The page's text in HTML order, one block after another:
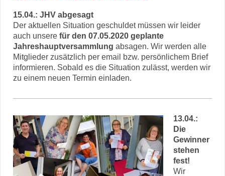
15.04.: JHV abgesagt
Der aktuellen Situation geschuldet müssen wir leider
auch unsere für den 07.05.2020 geplante
Jahreshauptversammlung absagen. Wir werden alle
Mitglieder zusätzlich per email bzw. persönlichem Brief
informieren. Sobald es die Situation zulässt, werden wir
zu einem neuen Termin einladen.
13.04.:
Die
Gewinner
stehen
fest!
Wir